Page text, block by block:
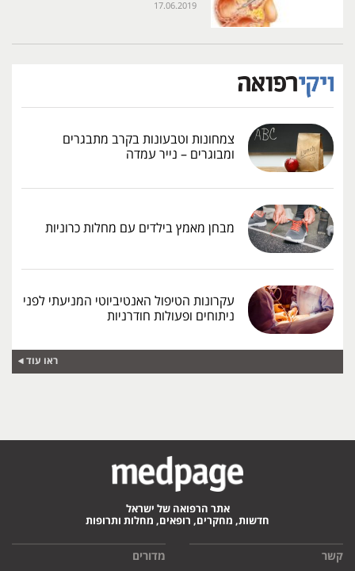
17.06.2019
צמחונות וטבעונות בקרב מתבגרים
ומבוגרים – נייר עמדה
מבחן מאמץ בילדים עם מחלות כרוניות
עקרונות הטיפול האנטיביוטי המניעתי לפני
ניתוחים ופעולות חודרניות
ראו עוד
אתר הרפואה של ישראל
חדשות, מחקרים, רופאים, מחלות ותרופות
קשר מדורים